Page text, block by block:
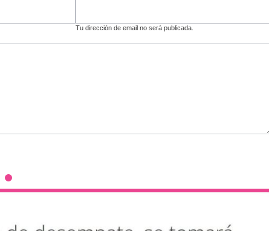
Tu dirección de email no será publicada.